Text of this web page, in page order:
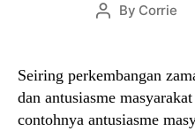
Post
By Corrie
Seiring perkembangan
dan antusiasme
contohnya antusiasme